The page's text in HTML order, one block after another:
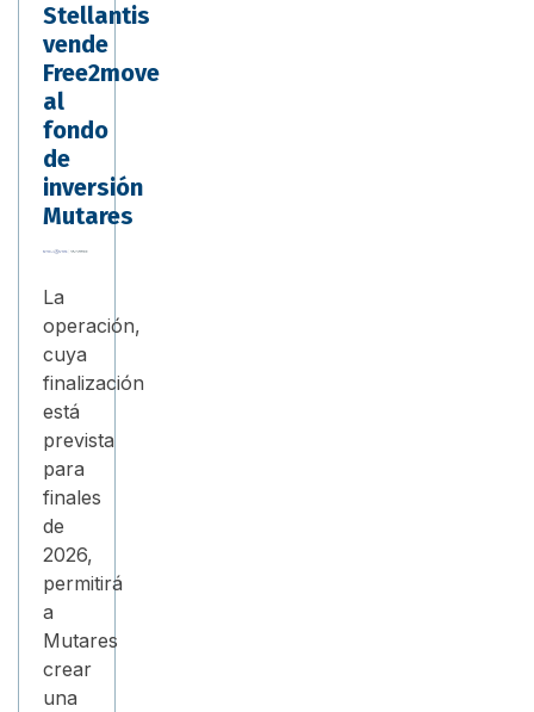
Stellantis
vende
Free2move
al
fondo
de
inversión
Mutares
La
operación,
cuya
finalización
está
prevista
para
finales
de
2026,
permitirá
a
Mutares
crear
una